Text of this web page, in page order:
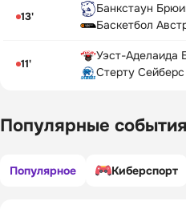
13'
Банкстаун
Баскетбол
11'
Уэст-Аделаида
Стерту Сейберс
Популярные события
Популярное Киберспорт